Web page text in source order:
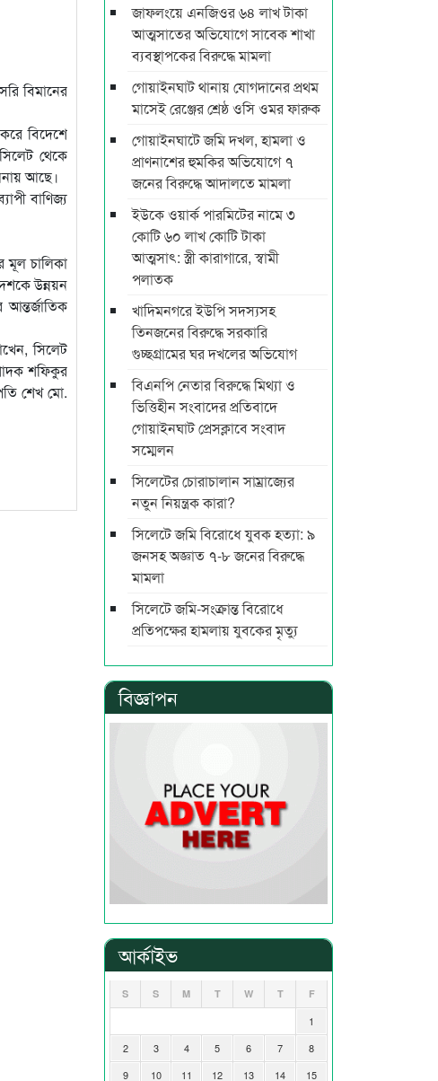
বিমানের
বিদেশে
থেকে
আছে।
বাণিজ্য
মূল চালিকা
উন্নয়ন
সিলেট
শফিকুর
শেখ মো.
জাফলংয়ে এনজিওর ৬৪ লাখ টাকা
আত্মসাতের অভিযোগে সাবেক শাখা
ব্যবস্থাপকের বিরুদ্ধে মামলা
গোয়াইনঘাট থানায় যোগদানের প্রথম
মাসেই রেঞ্জের শ্রেষ্ঠ ওসি ওমর ফারুক
গোয়াইনঘাটে জমি দখল, হামলা ও
প্রাণনাশের হুমকির অভিযোগে ৭
জনের বিরুদ্ধে আদালতে মামলা
ইউকে ওয়ার্ক পারমিটের নামে ৩
কোটি ৬০ লাখ কোটি টাকা
আত্মসাৎ: স্ত্রী কারাগারে, স্বামী
পলাতক
খাদিমনগরে ইউপি সদস্যসহ
তিনজনের বিরুদ্ধে সরকারি
গুচ্ছগ্রামের ঘর দখলের অভিযোগ
বিএনপি নেতার বিরুদ্ধে মিথ্যা ও
ভিত্তিহীন সংবাদের প্রতিবাদে
গোয়াইনঘাট প্রেসক্লাবে সংবাদ
সম্মেলন
সিলেটের চোরাচালান সাম্রাজ্যের
নতুন নিয়ন্ত্রক কারা?
সিলেটে জমি বিরোধে যুবক হত্যা: ৯
জনসহ অজ্ঞাত ৭-৮ জনের বিরুদ্ধে
মামলা
সিলেটে জমি-সংক্রান্ত বিরোধে
প্রতিপক্ষের হামলায় যুবকের মৃত্যু
বিজ্ঞাপন
আর্কাইভ
S S M T W T F
1
2
3 4 5 6 7
8
9
10 11 12 13 14
15